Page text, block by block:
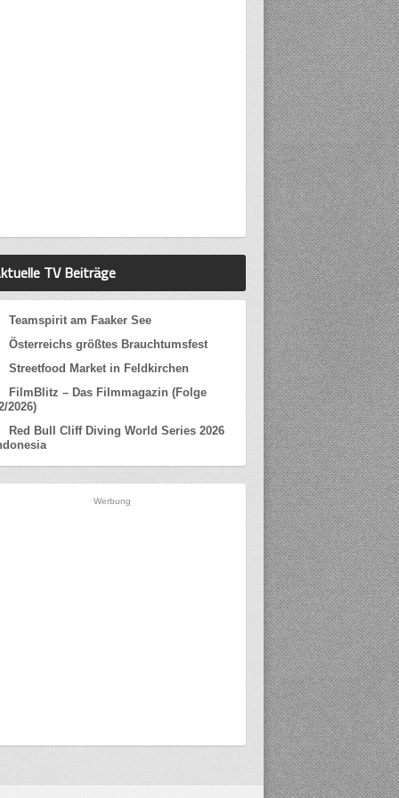
TV Beiträge
Teamspirit am Faaker See
Österreichs größtes Brauchtumsfest
Streetfood Market in Feldkirchen
FilmBlitz – Das Filmmagazin (Folge
2026)
Red Bull Cliff Diving World Series 2026
Werbung